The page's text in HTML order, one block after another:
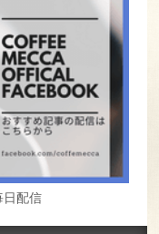
日配信